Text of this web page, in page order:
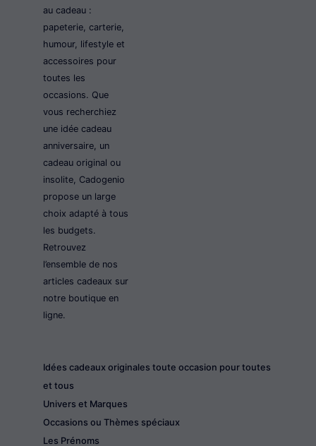
au cadeau :
papeterie, carterie,
humour, lifestyle et
accessoires pour
toutes les
occasions. Que
vous recherchiez
une idée cadeau
anniversaire, un
cadeau original ou
insolite, Cadogenio
propose un large
choix adapté à tous
les budgets.
Retrouvez
l’ensemble de nos
articles cadeaux sur
notre boutique en
ligne.
Idées cadeaux originales toute occasion pour toutes
et tous
Univers et Marques
Occasions ou Thèmes spéciaux
Les Prénoms